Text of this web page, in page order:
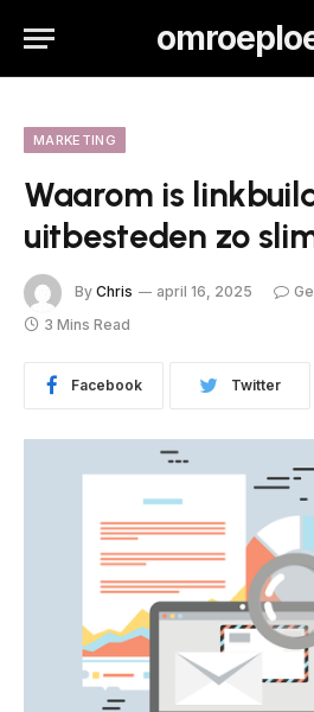
MARKETING
Waarom is
uitbesteden zo
By Chris april 16, 2025
3 Mins Read
Facebook Twitter